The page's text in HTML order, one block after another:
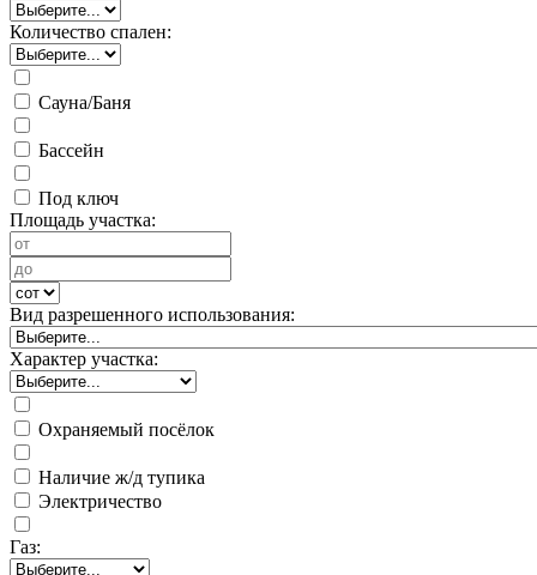
Количество спален:
Сауна/Баня
Бассейн
Под ключ
Площадь участка:
Вид разрешенного использования:
Характер участка:
Охраняемый посёлок
Наличие ж/д тупика
Электричество
Газ: